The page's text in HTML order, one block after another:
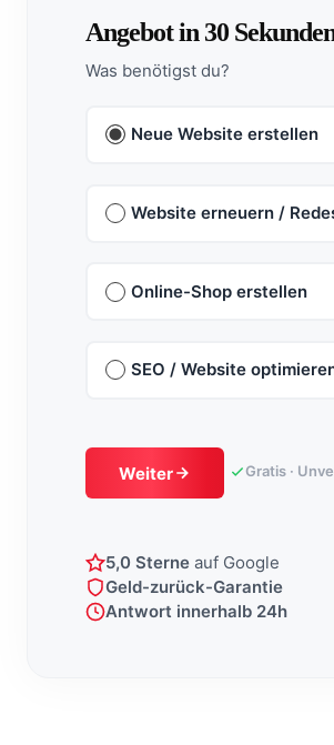
Angebot in 30
Was benötigst du?
Neue Website erstellen
Website erneuern /
Online-Shop erstellen
SEO / Website
Weiter Gratis ·
5,0 Sterne auf Google
Geld-zurück-Garantie
Antwort innerhalb 24h